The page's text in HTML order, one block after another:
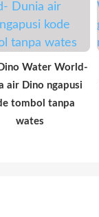
Water World-
air Dino ngapusi
tombol tanpa
wates